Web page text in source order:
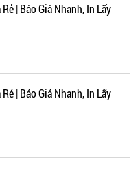
| Báo Giá Nhanh, In Lấy
| Báo Giá Nhanh, In Lấy